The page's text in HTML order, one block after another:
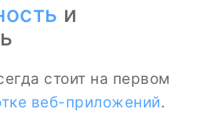
и
стоит на первом
веб-приложений.